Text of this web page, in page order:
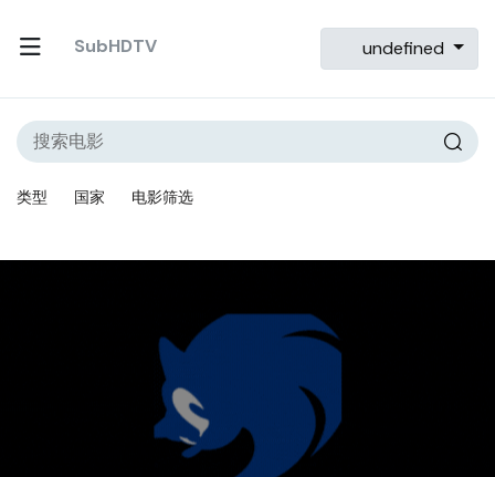
SubHDTV undefined
类型 国家 电影筛选